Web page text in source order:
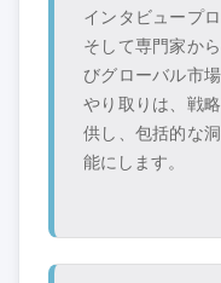
インタビュープ
そして専門家か
びグローバル市
やり取りは、戦
供し、包括的な
能にします。